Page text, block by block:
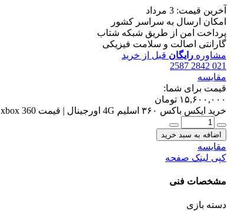
آخرین قیمت: 3 مرداد
امکان ارسال به سراسر کشور
پرداخت امن از طریق شبکه شتاب
گارانتی اصالت و سلامت فیزیکی
مشاوره رایگان قبل از خرید
021 2842 2587
مقایسه
قیمت برای شما:
۱۵,۶۰۰,۰۰۰ تومان
خرید ایکس باکس ۳۶۰ اسلیم 4G اورجینال | قیمت xbox 360 اسلیم اورجینال ریفر عدد
اضافه به سبد خرید
مقایسه
کپی لینک صفحه
مشخصات فنی
دسته بازی